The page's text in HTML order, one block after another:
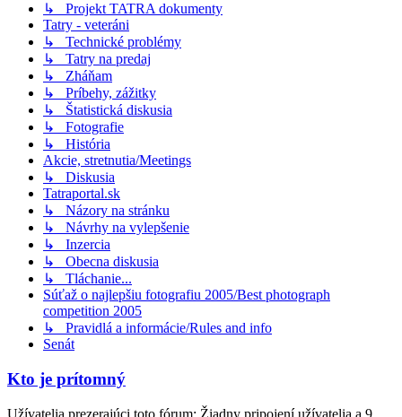
↳ Projekt TATRA dokumenty
Tatry - veteráni
↳ Technické problémy
↳ Tatry na predaj
↳ Zháňam
↳ Príbehy, zážitky
↳ Štatistická diskusia
↳ Fotografie
↳ História
Akcie, stretnutia/Meetings
↳ Diskusia
Tatraportal.sk
↳ Názory na stránku
↳ Návrhy na vylepšenie
↳ Inzercia
↳ Obecna diskusia
↳ Tláchanie...
Súťaž o najlepšiu fotografiu 2005/Best photograph
competition 2005
↳ Pravidlá a informácie/Rules and info
Senát
Kto je prítomný
Užívatelia prezerajúci toto fórum: Žiadny pripojení užívatelia a 9